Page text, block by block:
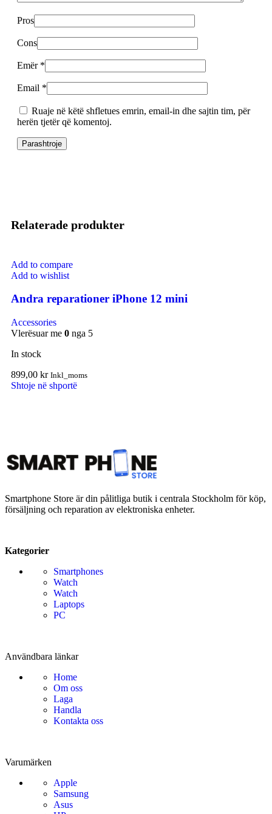
Pros
Cons
Emër *
Email *
Ruaje në këtë shfletues emrin, email-in dhe sajtin tim, për
herën tjetër që komentoj.
Relaterade produkter
Add to compare
Add to wishlist
Andra reparationer iPhone 12 mini
Accessories
Vlerësuar me 0 nga 5
In stock
899,00 kr Inkl_moms
Shtoje në shportë
Smartphone Store är din pålitliga butik i centrala Stockholm för köp,
försäljning och reparation av elektroniska enheter.
Kategorier
Smartphones
Watch
Watch
Laptops
PC
Användbara länkar
Home
Om oss
Laga
Handla
Kontakta oss
Varumärken
Apple
Samsung
Asus